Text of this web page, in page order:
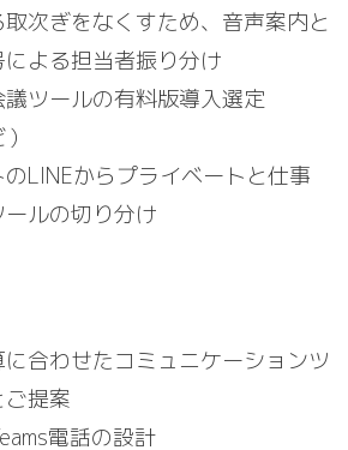
次ぎをなくすため、音声案内と
よる担当者振り分け
ツールの有料版導入選定
LINEからプライベートと仕事
ルの切り分け
合わせたコミュニケーションツ
提案
電話の設計